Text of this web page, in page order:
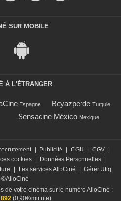
SUR MOBILE
À L'ÉTRANGER
Espagne Beyazperde Turquie
Sensacine México Mexique
| Publicité | CGU | CGV |
cookies | Données Personnelles |
| Les services AlloCiné | Gérer Utiq
©AlloCiné
de votre cinéma sur le numéro AlloCiné :
(0,90€/minute)